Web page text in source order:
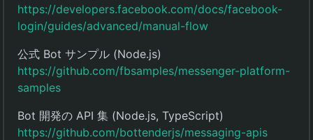
https://developers.facebook.com/docs/facebook-
login/guides/advanced/manual-flow
公式 Bot サンプル (Node.js)
https://github.com/fbsamples/messenger-platform-
samples
Bot 開発の API 集 (Node.js, TypeScript)
https://github.com/bottenderjs/messaging-apis